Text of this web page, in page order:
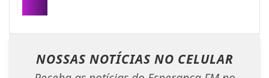
NOSSAS NOTÍCIAS NO CELULAR